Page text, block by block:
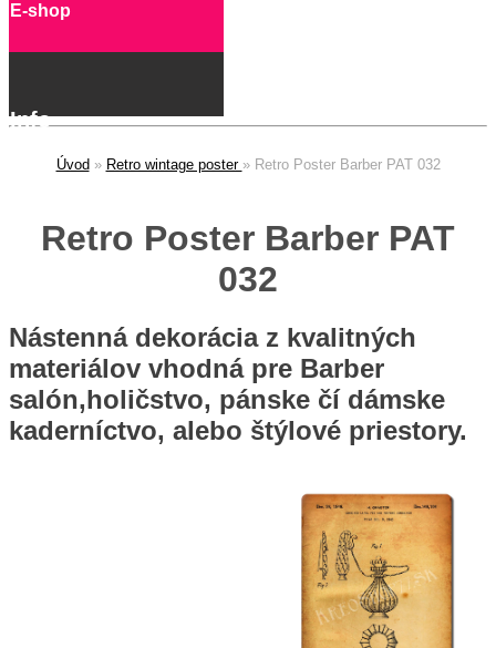
E-shop
Úvod » Retro wintage poster » Retro Poster Barber PAT 032
Retro Poster Barber PAT
032
Nástenná dekorácia z kvalitných
materiálov vhodná pre Barber
salón,holičstvo, pánske čí dámske
kaderníctvo, alebo štýlové priestory.